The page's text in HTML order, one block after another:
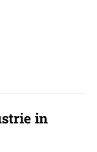
in